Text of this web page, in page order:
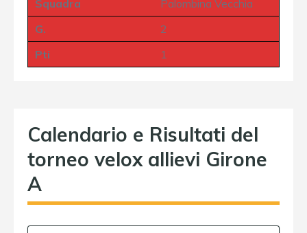
Squadra
Palombina Vecchia
G.
2
Pti
1
Calendario e Risultati del
torneo velox allievi Girone
A